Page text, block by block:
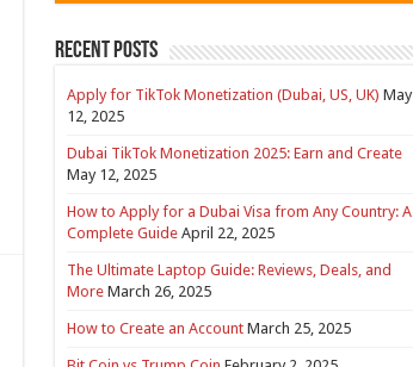
Recent Posts
Apply for TikTok Monetization (Dubai, US, UK) May
12, 2025
Dubai TikTok Monetization 2025: Earn and Create
May 12, 2025
How to Apply for a Dubai Visa from Any Country: A
Complete Guide April 22, 2025
The Ultimate Laptop Guide: Reviews, Deals, and
More March 26, 2025
How to Create an Account March 25, 2025